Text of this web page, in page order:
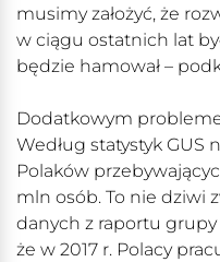
musimy założyć, że
w ciągu ostatnich lat
będzie hamował –
Dodatkowym
Według statystyk GUS
Polaków
mln osób. To nie dziwi
danych z raportu grupy
że w 2017 r. Polacy